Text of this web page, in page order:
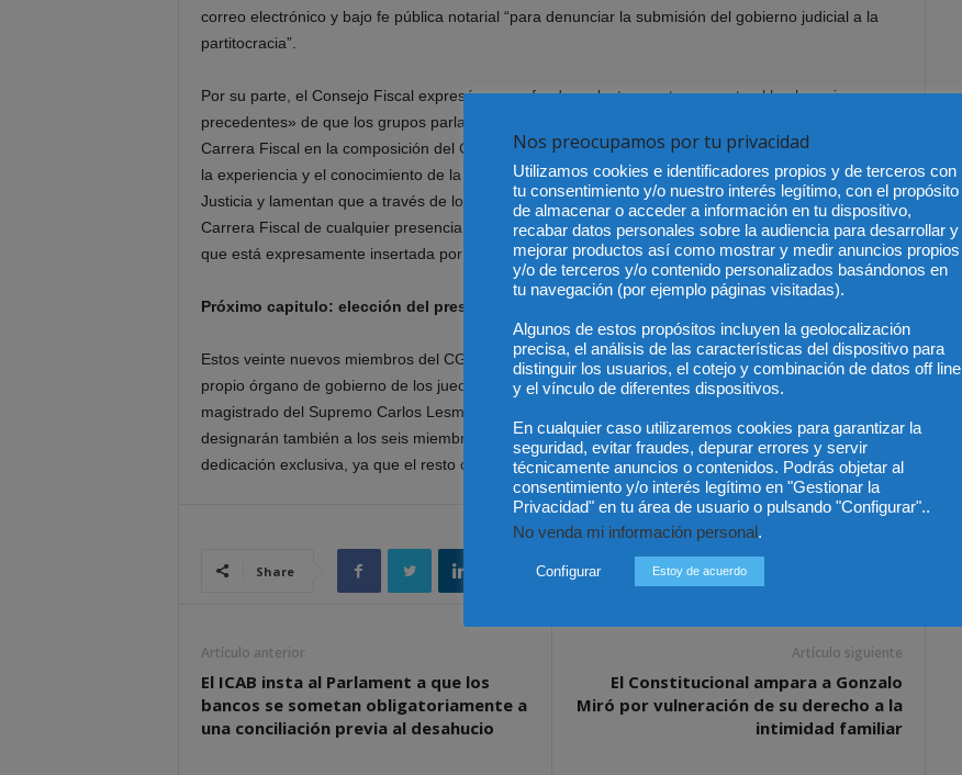
correo electrónico y bajo fe pública notarial “para denunciar la submisión del gobierno judicial a la
partitocracia”.
Por su parte, el Consejo Fiscal expresó su «profundo malestar y estupor» ante el hecho «sin
precedentes» de que los grupos parlamentarios no hayan contado con ningún miembro de la
Carrera Fiscal en la composición del CGPJ. Los fiscales aseguran que con ello se «desaprovecha»
la experiencia y el conocimiento de la realidad diaria del funcionamiento de la Administración de
Justicia y lamentan que a través de los acuerdos adoptados por los partidos políticos se prive a la
Carrera Fiscal de cualquier presencia en el órgano, «cuando el Ministerio Fiscal es una institución
que está expresamente insertada por la Constitución en el ámbito propio del Poder Judicial».
Próximo capitulo: elección del presidente del TS
Estos veinte nuevos miembros del CGPJ elegirán después al presidente del Tribunal Supremo y del
propio órgano de gobierno de los jueces, para el que se baraja con más posibilidades el nombre del
magistrado del Supremo Carlos Lesmes. Cuando tomen posesión, los vocales del Poder Judicial
designarán también a los seis miembros de su comisión permanente, que son los que tendrán
dedicación exclusiva, ya que el resto compaginarán el cargo con sus actuales puestos.
Share
Artículo anterior
El ICAB insta al Parlament a que los
bancos se sometan obligatoriamente a
una conciliación previa al desahucio
Artículo siguiente
El Constitucional ampara a Gonzalo
Miró por vulneración de su derecho a la
intimidad familiar
Nos preocupamos por tu privacidad
Utilizamos cookies e identificadores propios y de terceros con
tu consentimiento y/o nuestro interés legítimo, con el propósito
de almacenar o acceder a información en tu dispositivo,
recabar datos personales sobre la audiencia para desarrollar y
mejorar productos así como mostrar y medir anuncios propios
y/o de terceros y/o contenido personalizados basándonos en
tu navegación (por ejemplo páginas visitadas).
Algunos de estos propósitos incluyen la geolocalización
precisa, el análisis de las características del dispositivo para
distinguir los usuarios, el cotejo y combinación de datos off line
y el vínculo de diferentes dispositivos.
En cualquier caso utilizaremos cookies para garantizar la
seguridad, evitar fraudes, depurar errores y servir
técnicamente anuncios o contenidos. Podrás objetar al
consentimiento y/o interés legítimo en "Gestionar la
Privacidad" en tu área de usuario o pulsando "Configurar"..
No venda mi información personal.
Configurar Estoy de acuerdo